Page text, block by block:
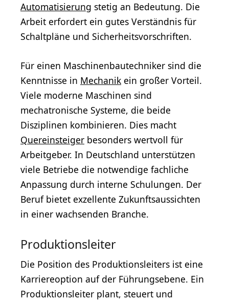
Automatisierung stetig an Bedeutung. Die
Arbeit erfordert ein gutes Verständnis für
Schaltpläne und Sicherheitsvorschriften.
Für einen Maschinenbautechniker sind die
Kenntnisse in Mechanik ein großer Vorteil.
Viele moderne Maschinen sind
mechatronische Systeme, die beide
Disziplinen kombinieren. Dies macht
Quereinsteiger besonders wertvoll für
Arbeitgeber. In Deutschland unterstützen
viele Betriebe die notwendige fachliche
Anpassung durch interne Schulungen. Der
Beruf bietet exzellente Zukunftsaussichten
in einer wachsenden Branche.
Produktionsleiter
Die Position des Produktionsleiters ist eine
Karriereoption auf der Führungsebene. Ein
Produktionsleiter plant, steuert und